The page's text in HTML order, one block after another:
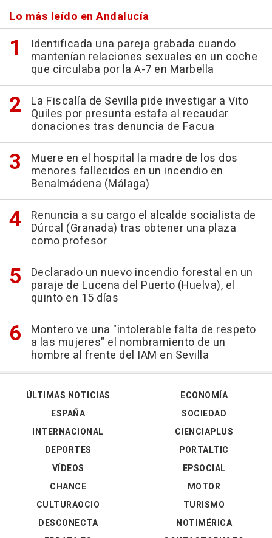
Lo más leído en Andalucía
Identificada una pareja grabada cuando
mantenían relaciones sexuales en un coche
que circulaba por la A-7 en Marbella
La Fiscalía de Sevilla pide investigar a Vito
Quiles por presunta estafa al recaudar
donaciones tras denuncia de Facua
Muere en el hospital la madre de los dos
menores fallecidos en un incendio en
Benalmádena (Málaga)
Renuncia a su cargo el alcalde socialista de
Dúrcal (Granada) tras obtener una plaza
como profesor
Declarado un nuevo incendio forestal en un
paraje de Lucena del Puerto (Huelva), el
quinto en 15 días
Montero ve una "intolerable falta de respeto
a las mujeres" el nombramiento de un
hombre al frente del IAM en Sevilla
ÚLTIMAS NOTICIAS
ESPAÑA
INTERNACIONAL
DEPORTES
VÍDEOS
ECONOMÍA
SOCIEDAD
CIENCIAPLUS
PORTALTIC
EPSOCIAL
CHANCE
CULTURAOCIO
DESCONECTA
MOTOR
TURISMO
NOTIMÉRICA